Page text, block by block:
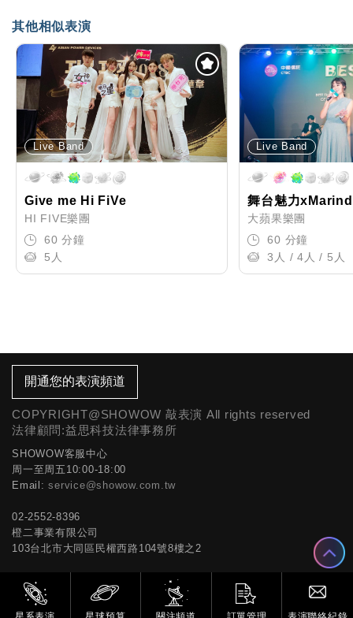
其他相似表演
Live Band
Give me Hi FiVe
HI FIVE樂團
60 分鐘
5人
Live Band
舞台魅力
大蘋果樂團
60 分鐘
3人 / 4人 / 5人
開通您的表演頻道
COPYRIGHT@SHOWOW 敲表演 All rights reserved
法律顧問:益思科技法律事務所
SHOWOW客服中心
周一至周五10:00-18:00
Email:service@showow.com.tw
02-2552-8396
橙二事業有限公司
103台北市大同區民權西路104號8樓之2